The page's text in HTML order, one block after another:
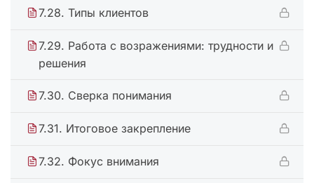
7.28. Типы клиентов
7.29. Работа с возражениями: трудности и
решения
7.30. Сверка понимания
7.31. Итоговое закрепление
7.32. Фокус внимания